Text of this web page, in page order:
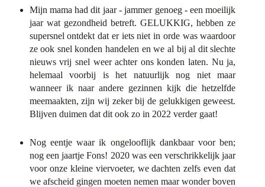
Mijn mama had dit jaar - jammer genoeg - een moeilijk
jaar wat gezondheid betreft. GELUKKIG, hebben ze
supersnel ontdekt dat er iets niet in orde was waardoor
ze ook snel konden handelen en we al bij al dit slechte
nieuws vrij snel weer achter ons konden laten. Nu ja,
helemaal voorbij is het natuurlijk nog niet maar
wanneer ik naar andere gezinnen kijk die hetzelfde
meemaakten, zijn wij zeker bij de gelukkigen geweest.
Blijven duimen dat dit ook zo in 2022 verder gaat!
Nog eentje waar ik ongelooflijk dankbaar voor ben;
nog een jaartje Fons! 2020 was een verschrikkelijk jaar
voor onze kleine viervoeter, we dachten zelfs even dat
we afscheid gingen moeten nemen maar wonder boven